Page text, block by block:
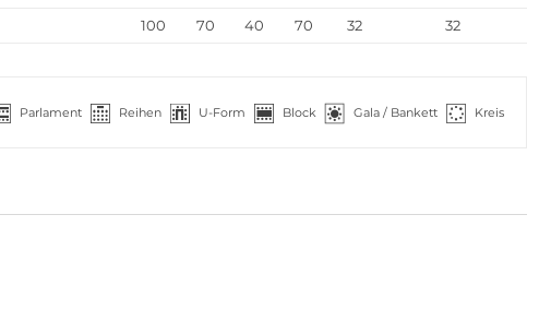
100 70 40 70 32 32
Parlament Reihen U-Form Block Gala / Bankett Kreis